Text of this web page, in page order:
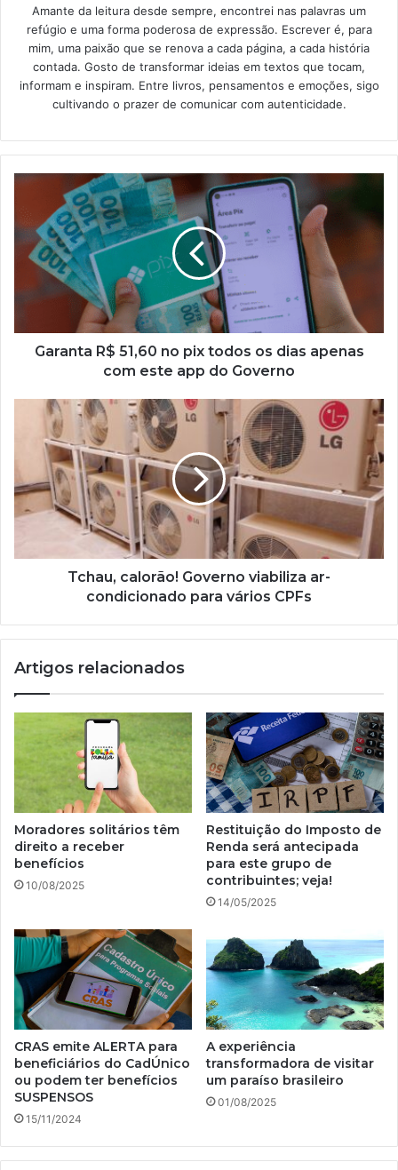
Amante da leitura desde sempre, encontrei nas palavras um
refúgio e uma forma poderosa de expressão. Escrever é, para
mim, uma paixão que se renova a cada página, a cada história
contada. Gosto de transformar ideias em textos que tocam,
informam e inspiram. Entre livros, pensamentos e emoções, sigo
cultivando o prazer de comunicar com autenticidade.
Garanta
51,60
no
pix
todos
os
apenas
com
Governo
Garanta R$ 51,60 no pix todos os dias apenas
com este app do Governo
Tchau,
calorão!
Governo
viabiliza
ar-
condicionado
para
CPFs
Tchau, calorão! Governo viabiliza ar-
condicionado para vários CPFs
Artigos relacionados
Moradores solitários têm
direito a receber
benefícios
10/08/2025
Restituição do Imposto de
Renda será antecipada
para este grupo de
contribuintes; veja!
14/05/2025
CRAS emite ALERTA para
beneficiários do CadÚnico
ou podem ter benefícios
SUSPENSOS
15/11/2024
A experiência
transformadora de visitar
um paraíso brasileiro
01/08/2025